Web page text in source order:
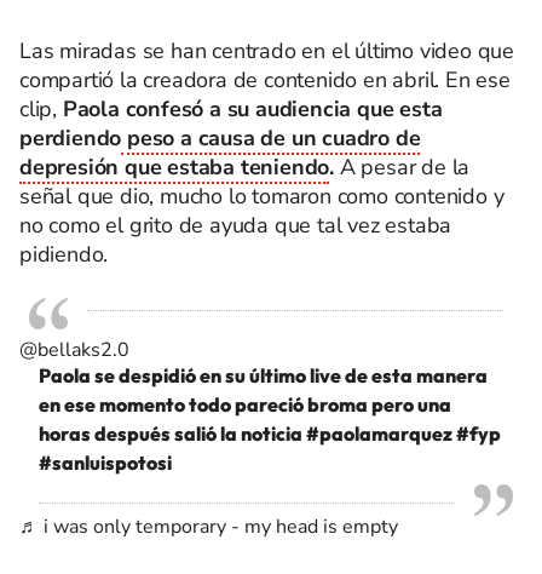
Las miradas se han centrado en el último video que
compartió la creadora de contenido en abril. En ese
clip, Paola confesó a su audiencia que esta
perdiendo peso a causa de un cuadro de
depresión que estaba teniendo. A pesar de la
señal que dio, mucho lo tomaron como contenido y
no como el grito de ayuda que tal vez estaba
pidiendo.
@bellaks2.0
Paola se despidió en su último live de esta manera
en ese momento todo pareció broma pero una
horas después salió la noticia #paolamarquez#fyp
#sanluispotosi
♬ i was only temporary - my head is empty